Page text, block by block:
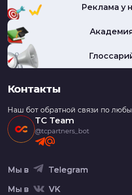
Реклама у
Контакты
Наш бот обратной связи по
TC Team
@tcpartners_bot
Мы в Telegram
Мы в VK